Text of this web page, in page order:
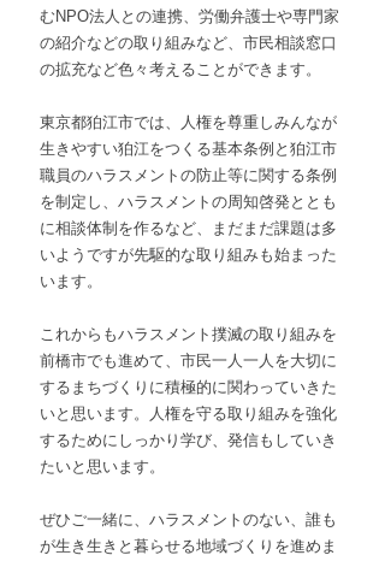
むNPO法人との連携、労働弁護士や専門家
の紹介などの取り組みなど、市民相談窓口
の拡充など色々考えることができます。
東京都狛江市では、人権を尊重しみんなが
生きやすい狛江をつくる基本条例と狛江市
職員のハラスメントの防止等に関する条例
を制定し、ハラスメントの周知啓発ととも
に相談体制を作るなど、まだまだ課題は多
いようですが先駆的な取り組みも始まった
います。
これからもハラスメント撲滅の取り組みを
前橋市でも進めて、市民一人一人を大切に
するまちづくりに積極的に関わっていきた
いと思います。人権を守る取り組みを強化
するためにしっかり学び、発信もしていき
たいと思います。
ぜひご一緒に、ハラスメントのない、誰も
が生き生きと暮らせる地域づくりを進めま